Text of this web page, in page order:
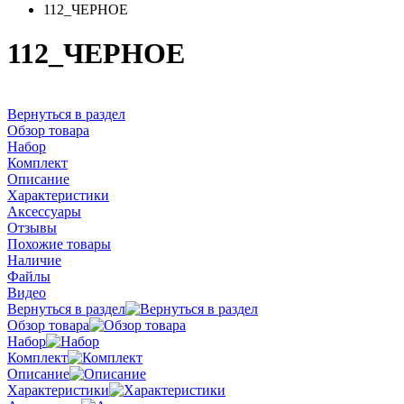
112_ЧЕРНОЕ
112_ЧЕРНОЕ
Вернуться в раздел
Обзор товара
Набор
Комплект
Описание
Характеристики
Аксессуары
Отзывы
Похожие товары
Наличие
Файлы
Видео
Вернуться в раздел
Обзор товара
Набор
Комплект
Описание
Характеристики